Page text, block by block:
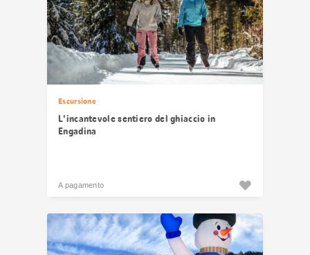
Escursione
L'incantevole sentiero del ghiaccio in
Engadina
A pagamento